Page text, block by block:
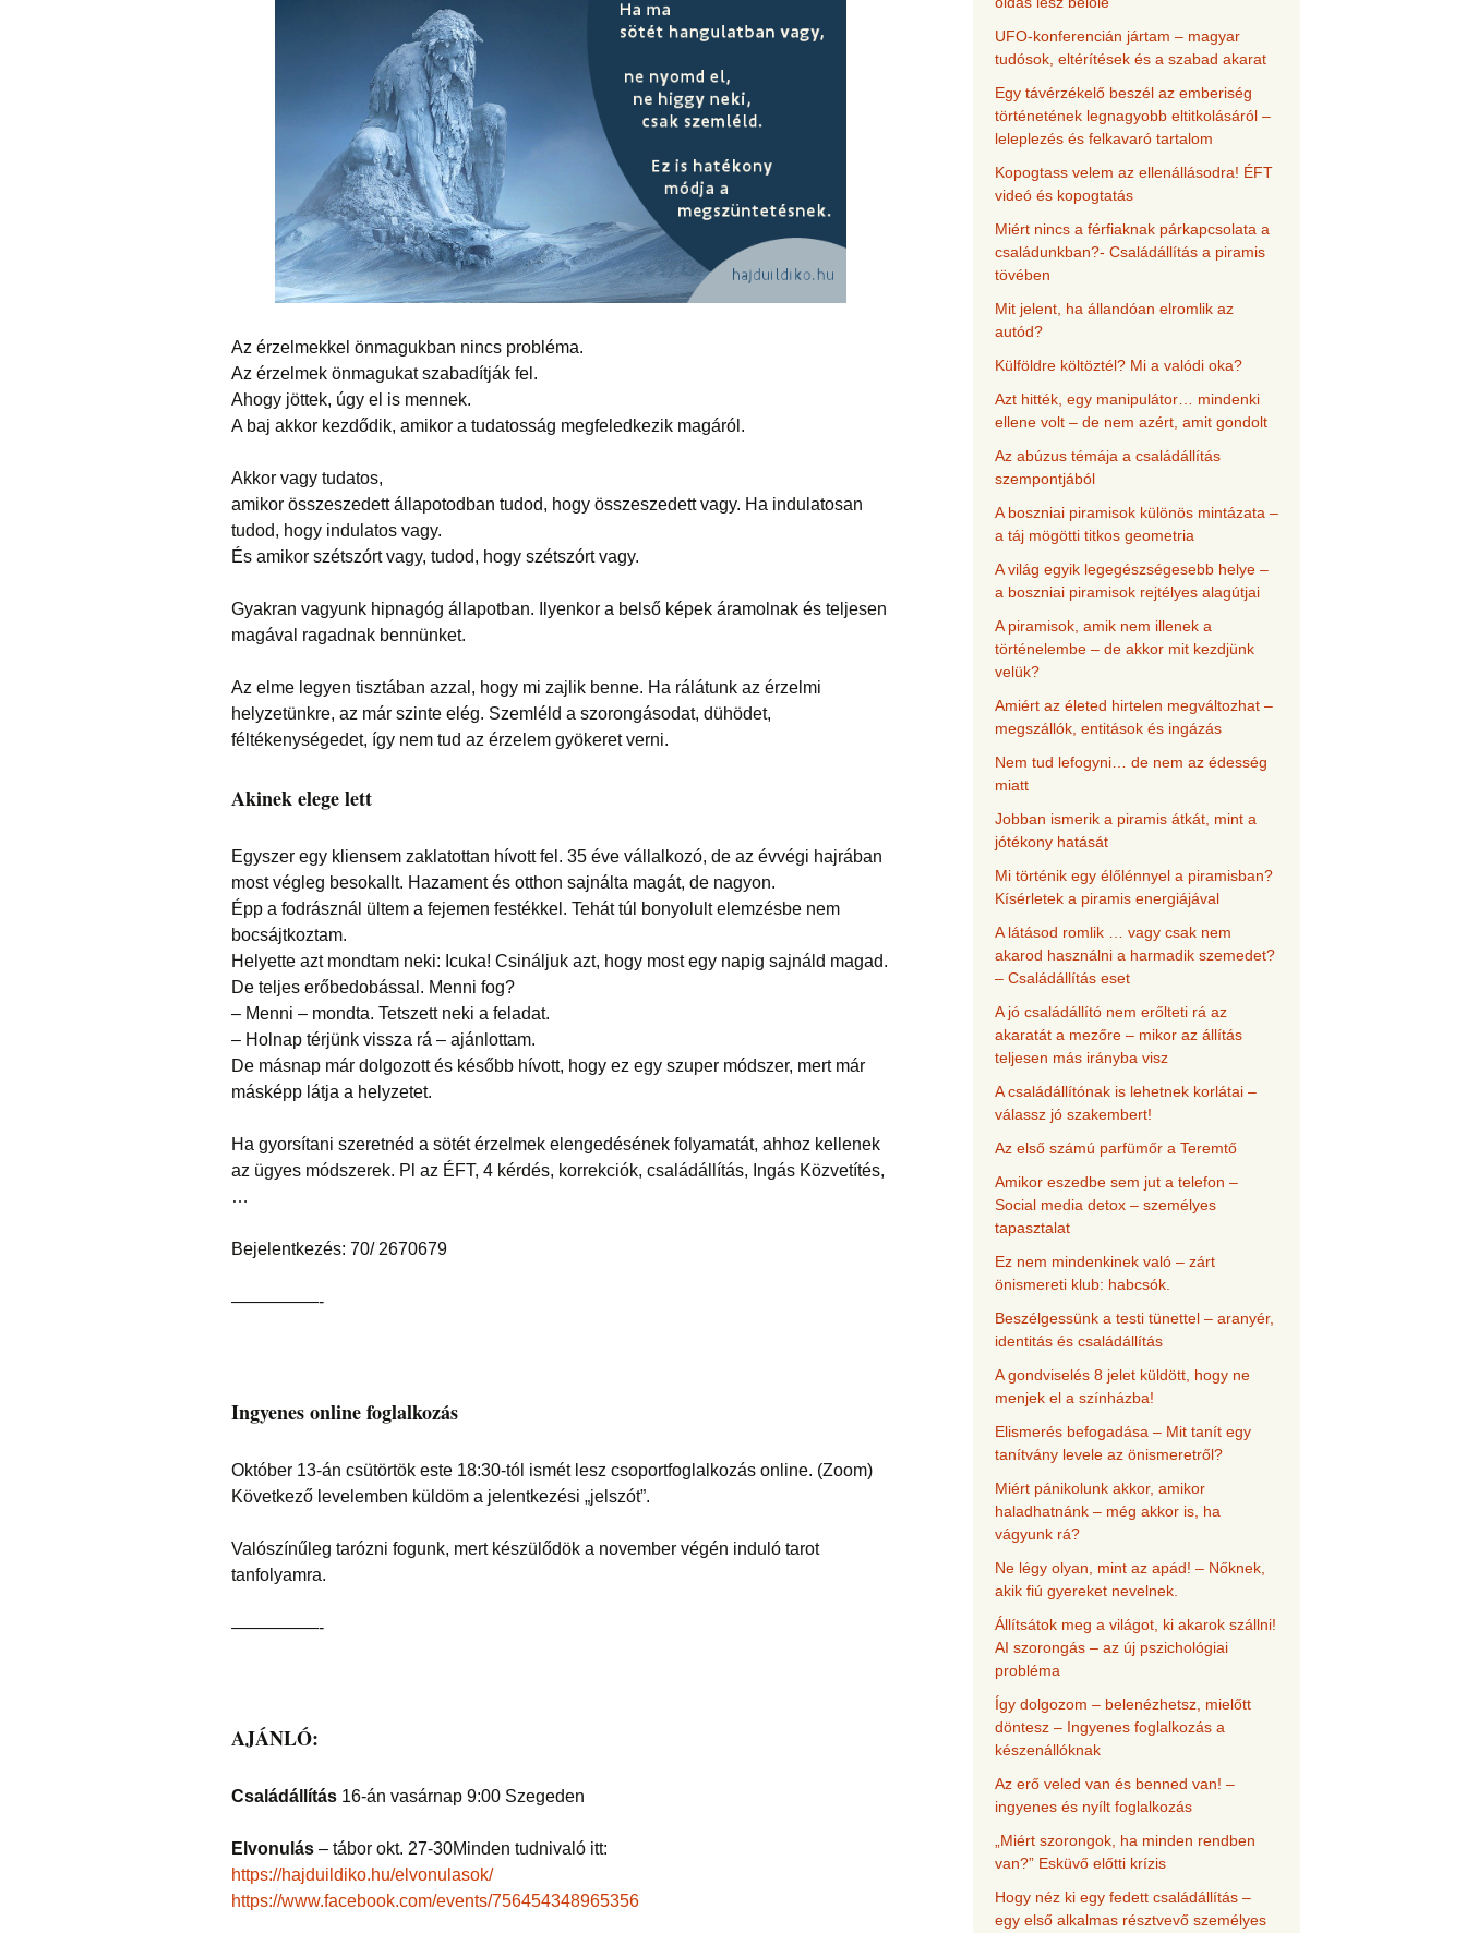
foglalkozások
Az érzelmekkel önmagukban nincs probléma.
Az érzelmek önmagukat szabadítják fel.
Ahogy jöttek, úgy el is mennek.
A baj akkor kezdődik, amikor a tudatosság megfeledkezik magáról.
Akkor vagy tudatos,
amikor összeszedett állapotodban tudod, hogy összeszedett vagy. Ha indulatosan
tudod, hogy indulatos vagy.
És amikor szétszórt vagy, tudod, hogy szétszórt vagy.
Gyakran vagyunk hipnagóg állapotban. Ilyenkor a belső képek áramolnak és teljesen
magával ragadnak bennünket.
Az elme legyen tisztában azzal, hogy mi zajlik benne. Ha rálátunk az érzelmi
helyzetünkre, az már szinte elég. Szemléld a szorongásodat, dühödet,
féltékenységedet, így nem tud az érzelem gyökeret verni.
Akinek elege lett
Egyszer egy kliensem zaklatottan hívott fel. 35 éve vállalkozó, de az évvégi hajrában
most végleg besokallt. Hazament és otthon sajnálta magát, de nagyon.
Épp a fodrásznál ültem a fejemen festékkel. Tehát túl bonyolult elemzésbe nem
bocsájtkoztam.
Helyette azt mondtam neki: Icuka! Csináljuk azt, hogy most egy napig sajnáld magad.
De teljes erőbedobással. Menni fog?
– Menni – mondta. Tetszett neki a feladat.
– Holnap térjünk vissza rá – ajánlottam.
De másnap már dolgozott és később hívott, hogy ez egy szuper módszer, mert már
másképp látja a helyzetet.
Ha gyorsítani szeretnéd a sötét érzelmek elengedésének folyamatát, ahhoz kellenek
az ügyes módszerek. Pl az ÉFT, 4 kérdés, korrekciók, családállítás, Ingás Közvetítés,
…
Bejelentkezés: 70/ 2670679
—————-
Ingyenes online foglalkozás
Október 13-án csütörtök este 18:30-tól ismét lesz csoportfoglalkozás online. (Zoom)
Következő levelemben küldöm a jelentkezési „jelszót”.
Valószínűleg tarózni fogunk, mert készülődök a november végén induló tarot
tanfolyamra.
—————-
AJÁNLÓ:
Családállítás 16-án vasárnap 9:00 Szegeden
Elvonulás – tábor okt. 27-30Minden tudnivaló itt:
https://hajduildiko.hu/elvonulasok/
https://www.facebook.com/events/756454348965356
UFO-konferencián jártam – magyar
tudósok, eltérítések és a szabad akarat
Egy távérzékelő beszél az emberiség
történetének legnagyobb eltitkolásáról –
leleplezés és felkavaró tartalom
Kopogtass velem az ellenállásodra! ÉFT
videó és kopogtatás
Miért nincs a férfiaknak párkapcsolata a
családunkban?- Családállítás a piramis
tövében
Mit jelent, ha állandóan elromlik az
autód?
Külföldre költöztél? Mi a valódi oka?
Azt hitték, egy manipulátor… mindenki
ellene volt – de nem azért, amit gondolt
Az abúzus témája a családállítás
szempontjából
A boszniai piramisok különös mintázata –
a táj mögötti titkos geometria
A világ egyik legegészségesebb helye –
a boszniai piramisok rejtélyes alagútjai
A piramisok, amik nem illenek a
történelembe – de akkor mit kezdjünk
velük?
Amiért az életed hirtelen megváltozhat –
megszállók, entitások és ingázás
Nem tud lefogyni… de nem az édesség
miatt
Jobban ismerik a piramis átkát, mint a
jótékony hatását
Mi történik egy élőlénnyel a piramisban?
Kísérletek a piramis energiájával
A látásod romlik … vagy csak nem
akarod használni a harmadik szemedet?
– Családállítás eset
A jó családállító nem erőlteti rá az
akaratát a mezőre – mikor az állítás
teljesen más irányba visz
A családállítónak is lehetnek korlátai –
válassz jó szakembert!
Az első számú parfümőr a Teremtő
Amikor eszedbe sem jut a telefon –
Social media detox – személyes
tapasztalat
Ez nem mindenkinek való – zárt
önismereti klub: habcsók.
Beszélgessünk a testi tünettel – aranyér,
identitás és családállítás
A gondviselés 8 jelet küldött, hogy ne
menjek el a színházba!
Elismerés befogadása – Mit tanít egy
tanítvány levele az önismeretről?
Miért pánikolunk akkor, amikor
haladhatnánk – még akkor is, ha
vágyunk rá?
Ne légy olyan, mint az apád! – Nőknek,
akik fiú gyereket nevelnek.
Állítsátok meg a világot, ki akarok szállni!
AI szorongás – az új pszichológiai
probléma
Így dolgozom – belenézhetsz, mielőtt
döntesz – Ingyenes foglalkozás a
készenállóknak
Az erő veled van és benned van! –
ingyenes és nyílt foglalkozás
„Miért szorongok, ha minden rendben
van?” Esküvő előtti krízis
Hogy néz ki egy fedett családállítás –
egy első alkalmas résztvevő személyes